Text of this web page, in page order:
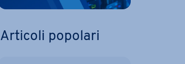
Articoli popolari